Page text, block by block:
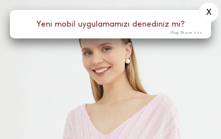
Menü
Yeni mobil uygulamamızı denediniz mi?
X
Play Store >>>